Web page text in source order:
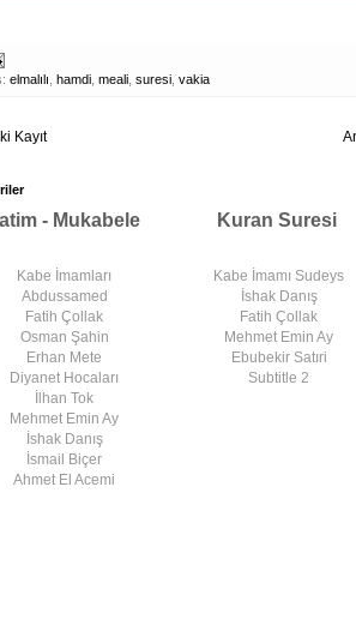
elmalılı hamdi meali suresi vakia
Kayıt
- Mukabele Kuran Suresi
Kabe İmamları
Abdussamed
Fatih Çollak
Osman Şahin
Erhan Mete
Diyanet Hocaları
İlhan Tok
Mehmet Emin Ay
İshak Danış
İsmail Biçer
Ahmet El Acemi
Kabe İmamı Sudeys
İshak Danış
Fatih Çollak
Mehmet Emin Ay
Ebubekir Satıri
Subtitle 2